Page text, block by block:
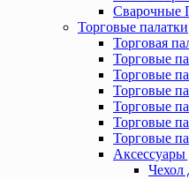
Сварочные
Торговые палатки
Торговая
Торговые
Торговые
Торговые
Торговые
Торговые
Торговые
Аксессуары
Чехол